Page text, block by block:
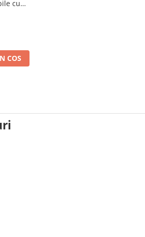
cu
COS